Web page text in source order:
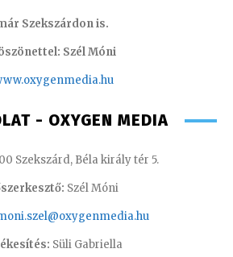
Szekszárdon is.
Szél Móni
- OXYGEN MEDIA
Szekszárd, Béla király tér 5.
Szél Móni
Süli Gabriella